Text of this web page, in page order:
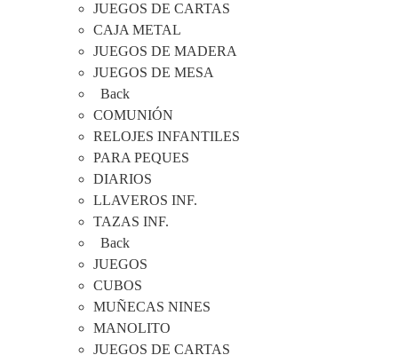
JUEGOS DE CARTAS
CAJA METAL
JUEGOS DE MADERA
JUEGOS DE MESA
Back
COMUNIÓN
RELOJES INFANTILES
PARA PEQUES
DIARIOS
LLAVEROS INF.
TAZAS INF.
Back
JUEGOS
CUBOS
MUÑECAS NINES
MANOLITO
JUEGOS DE CARTAS